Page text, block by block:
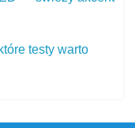
testy warto